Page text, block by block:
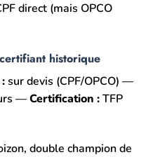
direct (mais OPCO
historique
sur devis (CPF/OPCO) —
—Certification :TFP
double champion de